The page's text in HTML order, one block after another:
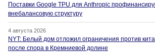
Поставки Google TPU для Anthropic
внебалансовую структуру
4 августа 2026
NYT: Белый дом отложил ограничения против
после спора в Кремниевой долине